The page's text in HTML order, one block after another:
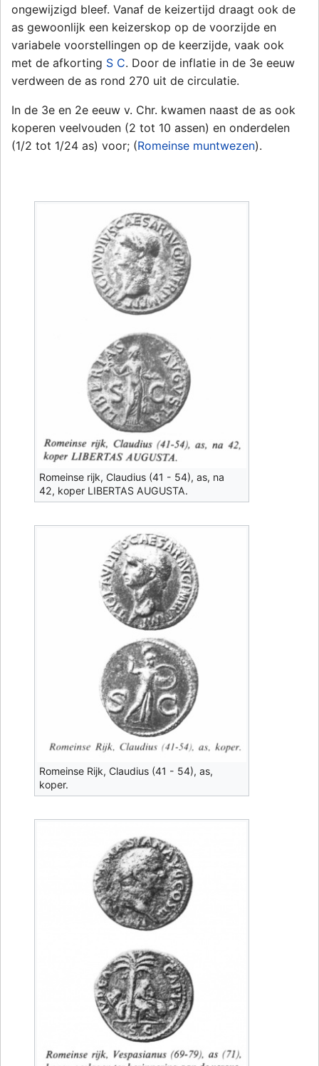
ongewijzigd bleef. Vanaf de keizertijd draagt ook de
as gewoonlijk een keizerskop op de voorzijde en
variabele voorstellingen op de keerzijde, vaak ook
met de afkorting S C. Door de inflatie in de 3e eeuw
verdween de as rond 270 uit de circulatie.
In de 3e en 2e eeuw v. Chr. kwamen naast de as ook
koperen veelvouden (2 tot 10 assen) en onderdelen
(1/2 tot 1/24 as) voor; (Romeinse muntwezen).
Romeinse rijk, Claudius (41 - 54), as, na
42, koper LIBERTAS AUGUSTA.
Romeinse Rijk, Claudius (41 - 54), as,
koper.